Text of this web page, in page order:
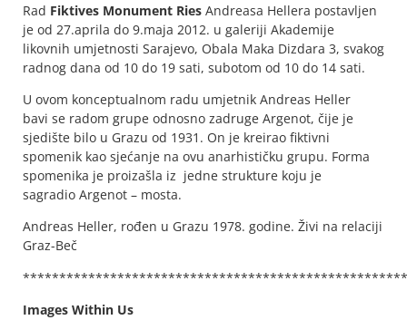
Rad Fiktives Monument Ries Andreasa Hellera postavljen
je od 27.aprila do 9.maja 2012. u galeriji Akademije
likovnih umjetnosti Sarajevo, Obala Maka Dizdara 3, svakog
radnog dana od 10 do 19 sati, subotom od 10 do 14 sati.
U ovom konceptualnom radu umjetnik Andreas Heller
bavi se radom grupe odnosno zadruge Argenot, čije je
sjedište bilo u Grazu od 1931. On je kreirao fiktivni
spomenik kao sjećanje na ovu anarhističku grupu. Forma
spomenika je proizašla iz jedne strukture koju je
sagradio Argenot – mosta.
Andreas Heller, rođen u Grazu 1978. godine. Živi na relaciji
Graz-Beč
Images Within Us